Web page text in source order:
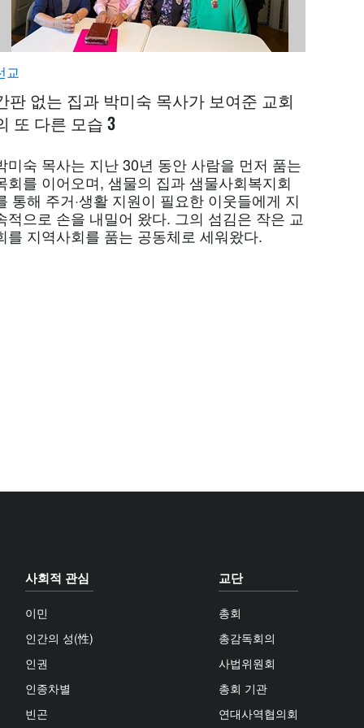
교
판 없는 집과 박미숙 목사가 보여준 교회
또 다른 모습 3
미숙 목사는 지난 30년 동안 사람을 먼저 품는
회를 이어오며, 샘물의 집과 샘물사회복지회
통해 주거·생활 지원이 필요한 이웃들에게 지
적으로 손을 내밀어 왔다. 그의 섬김은 작은 교
를 지역사회를 품는 공동체로 세워왔다.
사회적 관심
이민
인간의 성(性)
인권
인종차별
빈곤
교단
총회
총감독회의
사법위원회
총회 기관
연대사역협의회